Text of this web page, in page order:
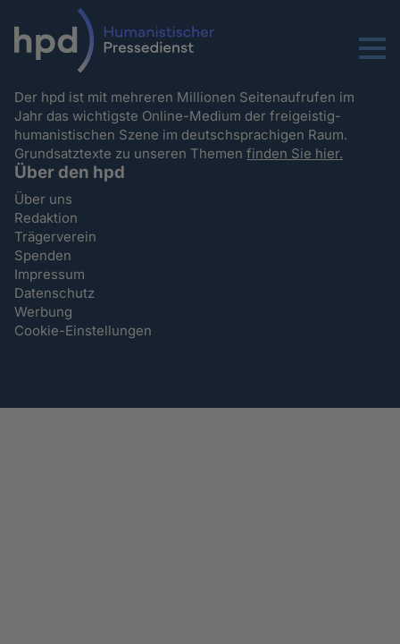
Menu
Der hpd ist mit mehreren Millionen Seitenaufrufen im
Jahr das wichtigste Online-Medium der freigeistig-
humanistischen Szene im deutschsprachigen Raum.
Grundsatztexte zu unseren Themenfinden Sie hier.
Über den hpd
Über uns
Redaktion
Trägerverein
Spenden
Impressum
Datenschutz
Werbung
Cookie-Einstellungen